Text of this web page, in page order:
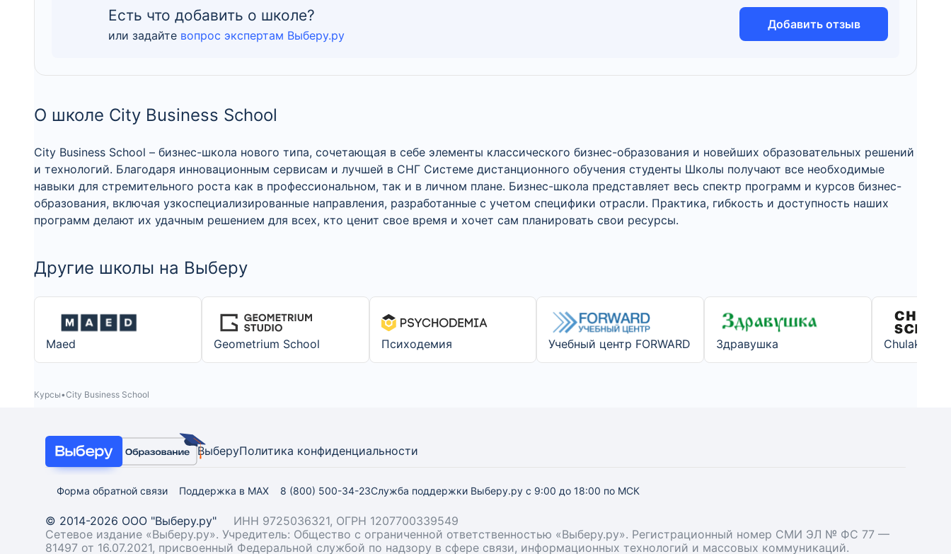
Есть что добавить о школе?
или задайте вопрос экспертам Выберу.ру
Добавить отзыв
О школе City Business School
City Business School – бизнес-школа нового типа, сочетающая в себе элементы классического бизнес-образования и новейших образовательных решений
и технологий. Благодаря инновационным сервисам и лучшей в СНГ Системе дистанционного обучения студенты Школы получают все необходимые
навыки для стремительного роста как в профессиональном, так и в личном плане. Бизнес-школа представляет весь спектр программ и курсов бизнес-
образования, включая узкоспециализированные направления, разработанные с учетом специфики отрасли. Практика, гибкость и доступность наших
программ делают их удачным решением для всех, кто ценит свое время и хочет сам планировать свои ресурсы.
Другие школы на Выберу
Maed Geometrium School Психодемия Учебный центр FORWARD Здравушка Chulakov
Курсы City Business School
ВыберуПолитика конфиденциальности
Форма обратной связи Поддержка в MAX 8 (800) 500-34-23Служба поддержки Выберу.ру с 9:00 до 18:00 по МСК
© 2014-2026 ООО "Выберу.ру"
ИНН 9725036321, ОГРН 1207700339549
Сетевое издание «Выберу.ру». Учредитель: Общество с ограниченной ответственностью «Выберу.ру». Регистрационный номер СМИ ЭЛ № ФС 77 —
81497 от 16.07.2021, присвоенный Федеральной службой по надзору в сфере связи, информационных технологий и массовых коммуникаций.